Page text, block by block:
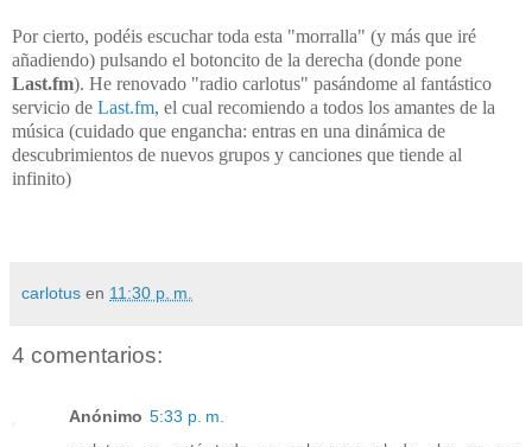
Por cierto, podéis escuchar toda esta "morralla" (y más que iré
añadiendo) pulsando el botoncito de la derecha (donde pone
Last.fm). He renovado "radio carlotus" pasándome al fantástico
servicio de Last.fm, el cual recomiendo a todos los amantes de la
música (cuidado que engancha: entras en una dinámica de
descubrimientos de nuevos grupos y canciones que tiende al
infinito)
carlotus en 11:30 p. m.
4 comentarios:
Anónimo 5:33 p. m.